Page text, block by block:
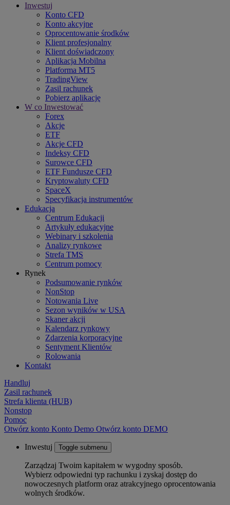
Inwestuj
Konto CFD
Konto akcyjne
Oprocentowanie środków
Klient profesjonalny
Klient doświadczony
Aplikacja Mobilna
Platforma MT5
TradingView
Zasil rachunek
Pobierz aplikację
W co Inwestować
Forex
Akcje
ETF
Akcje CFD
Indeksy CFD
Surowce CFD
ETF Fundusze CFD
Kryptowaluty CFD
SpaceX
Specyfikacja instrumentów
Edukacja
Centrum Edukacji
Artykuły edukacyjne
Webinary i szkolenia
Analizy rynkowe
Strefa TMS
Centrum pomocy
Rynek
Podsumowanie rynków
NonStop
Notowania Live
Sezon wyników w USA
Skaner akcji
Kalendarz rynkowy
Zdarzenia korporacyjne
Sentyment Klientów
Rolowania
Kontakt
Handluj
Zasil rachunek
Strefa klienta (HUB)
Nonstop
Pomoc
Otwórz konto Konto Demo Otwórz konto DEMO
Inwestuj Toggle submenu
Zarządzaj Twoim kapitałem w wygodny sposób.
Wybierz odpowiedni typ rachunku i zyskaj dostęp do
nowoczesnych platform oraz atrakcyjnego oprocentowania
wolnych środków.